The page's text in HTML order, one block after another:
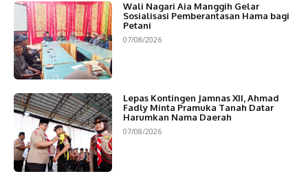
Wali Nagari Aia Manggih Gelar
Sosialisasi Pemberantasan Hama bagi
Petani
07/08/2026
Lepas Kontingen Jamnas XII, Ahmad
Fadly Minta Pramuka Tanah Datar
Harumkan Nama Daerah
07/08/2026